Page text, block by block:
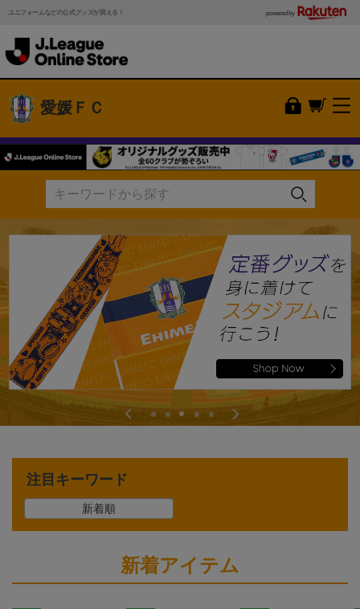
ユニフォームなどの公式グッズが買える！ powered by
愛媛ＦＣ
注目キーワード
新着順
新着アイテム